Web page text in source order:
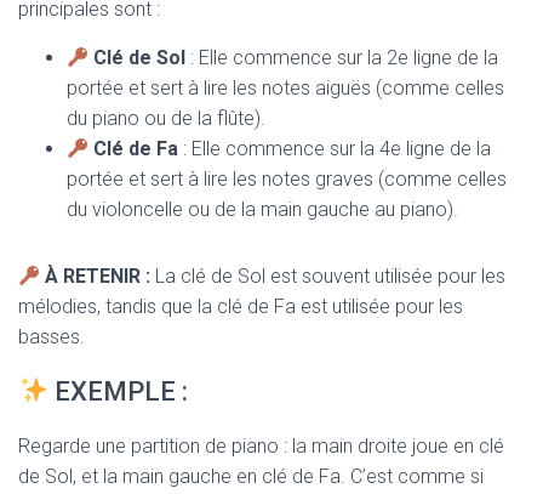
principales sont :
Clé de Sol : Elle commence sur la 2e ligne de la
portée et sert à lire les notes aiguës (comme celles
du piano ou de la flûte).
Clé de Fa : Elle commence sur la 4e ligne de la
portée et sert à lire les notes graves (comme celles
du violoncelle ou de la main gauche au piano).
À RETENIR : La clé de Sol est souvent utilisée pour les
mélodies, tandis que la clé de Fa est utilisée pour les
basses.
EXEMPLE :
Regarde une partition de piano : la main droite joue en clé
de Sol, et la main gauche en clé de Fa. C’est comme si